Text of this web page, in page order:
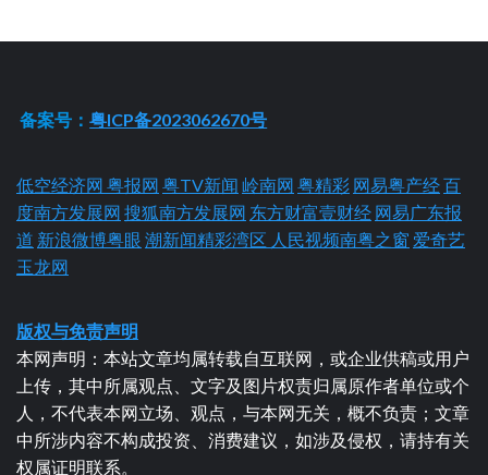
备案号：粤ICP备2023062670号
低空经济网 粤报网 粤TV新闻 岭南网 粤精彩 网易粤产经百
度南方发展网 搜狐南方发展网 东方财富壹财经 网易广东报
道 新浪微博粤眼 潮新闻精彩湾区 人民视频南粤之窗 爱奇艺
玉龙网
版权与免责声明
本网声明：本站文章均属转载自互联网，或企业供稿或用户
上传，其中所属观点、文字及图片权责归属原作者单位或个
人，不代表本网立场、观点，与本网无关，概不负责；文章
中所涉内容不构成投资、消费建议，如涉及侵权，请持有关
权属证明联系。